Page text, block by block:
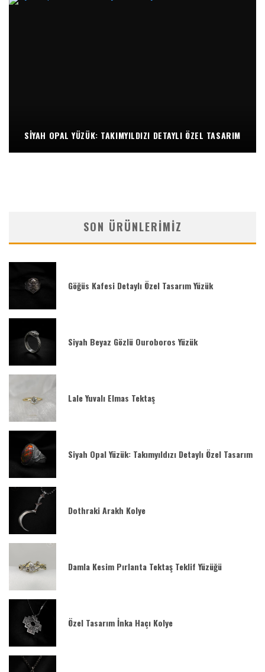
SIYAH OPAL YÜZÜK: TAKIMYILDIZI DETAYLI ÖZEL TASARIM
SON ÜRÜNLERIMIZ
Göğüs Kafesi Detaylı Özel Tasarım Yüzük
Siyah Beyaz Gözlü Ouroboros Yüzük
Lale Yuvalı Elmas Tektaş
Siyah Opal Yüzük: Takımyıldızı Detaylı Özel Tasarım
Dothraki Arakh Kolye
Damla Kesim Pırlanta Tektaş Teklif Yüzüğü
Özel Tasarım İnka Haçı Kolye